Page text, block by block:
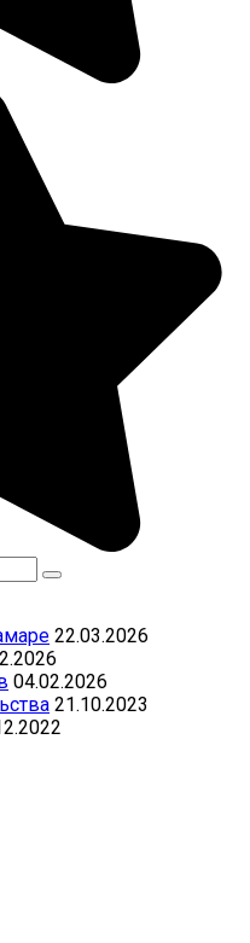
22.03.2026
04.02.2026
21.10.2023